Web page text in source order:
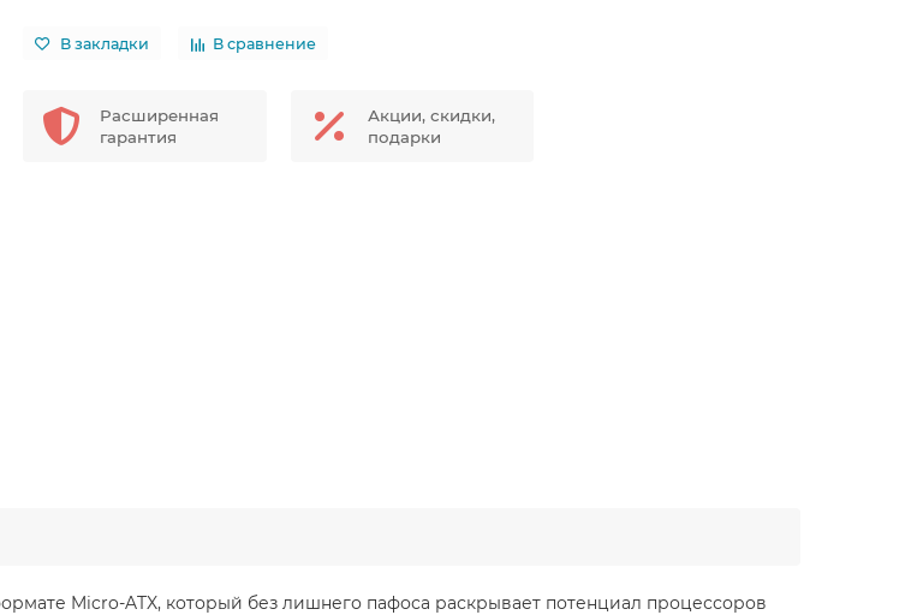
В закладки В сравнение
Расширенная
гарантия
Акции, скидки,
подарки
Micro-ATX, который без лишнего пафоса раскрывает потенциал процессоров